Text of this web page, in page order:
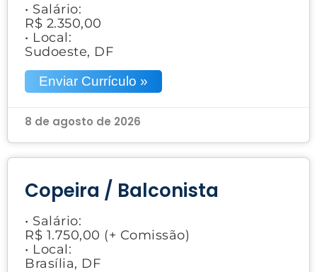
• Salário:
R$ 2.350,00
• Local:
Sudoeste, DF
Enviar Currículo »
8 de agosto de 2026
Copeira / Balconista
• Salário:
R$ 1.750,00 (+ Comissão)
• Local:
Brasília, DF